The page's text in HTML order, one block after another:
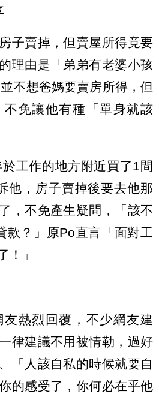
子賣掉，但賣屋所得竟要
理由是「弟弟有老婆小孩
不想爸媽要賣房所得，但
免讓他有種「單身就該
工作的地方附近買了1間
他，房子賣掉後要去他那
，不免產生疑問，「該不
款？」原Po直言「面對工
！」
熱烈回覆，不少網友建
律建議不用被情勒，過好
「人該自私的時候就要自
的感受了，你何必在乎他